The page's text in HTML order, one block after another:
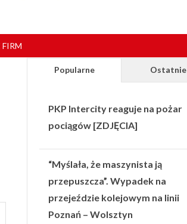
FIRM
Popularne Ostatnie
PKP Intercity reaguje na pożar
pociągów [ZDJĘCIA]
“Myślała, że maszynista ją
przepuszcza”. Wypadek na
przejeździe kolejowym na linii
Poznań – Wolsztyn